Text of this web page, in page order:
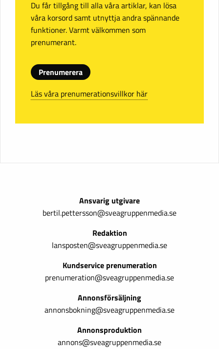
Du får tillgång till alla våra artiklar, kan lösa
våra korsord samt utnyttja andra spännande
funktioner. Varmt välkommen som
prenumerant.
Prenumerera
Läs våra prenumerationsvillkor här
Ansvarig utgivare
bertil.pettersson@sveagruppenmedia.se
Redaktion
lansposten@sveagruppenmedia.se
Kundservice prenumeration
prenumeration@sveagruppenmedia.se
Annonsförsäljning
annonsbokning@sveagruppenmedia.se
Annonsproduktion
annons@sveagruppenmedia.se